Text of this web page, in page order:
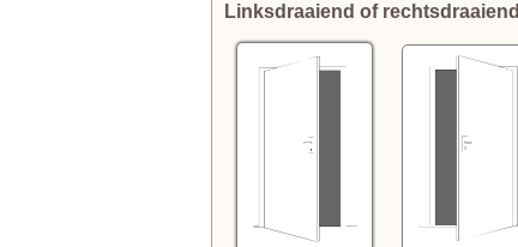
Linksdraaiend of rechtsdraaiend